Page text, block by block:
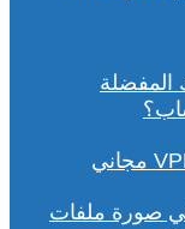
صورة ملفات